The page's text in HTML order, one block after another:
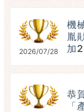
競
五
2026/07/28
機
胤
加
恭